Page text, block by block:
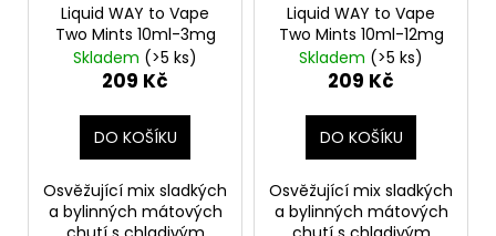
Liquid WAY to Vape
Two Mints 10ml-3mg
Skladem (>5 ks)
209 Kč
DO KOŠÍKU
Osvěžující mix sladkých
a bylinných mátových
Liquid WAY to Vape
Two Mints 10ml-12mg
Skladem (>5 ks)
209 Kč
DO KOŠÍKU
Osvěžující mix sladkých
a bylinných mátových